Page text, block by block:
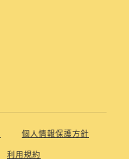
個人情報保護方針
利用規約